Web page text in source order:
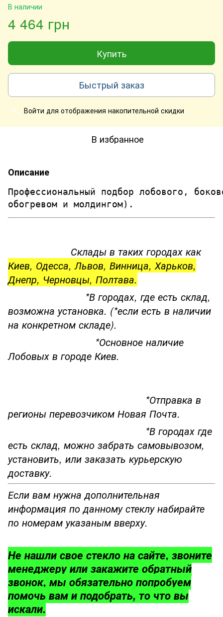
В наличии
4 464 грн
Купить
Быстрый заказ
% Войти для отображения накопительной скидки
В избранное
Описание
Профессиональный подбор лобового,
обогревом и молдингом).
Склады в таких городах как
Киев, Одесса, Львов, Винница, Харьков,
Днепр, Черновцы, Полтава.
*В городах, где есть склад,
возможна установка. (*если есть в наличии
на конкретном складе).
*Основное наличие
Лобовых в городе Киев.
*Отправка в
регионы перевозчиком Новая Почта.
*В городах где
есть склад, можно забрать самовывозом,
установить, или заказать курьерскую
доставку.
Если вам нужна дополнительная
информация по данному стеклу набирайте
по номерам указаным вверху.
Не нашли свое стекло на сайте, звоните
менеджеру или закажите обратный
звонок, мы обязательно попробуем
помочь вам и подобрать, то что вы
искали.